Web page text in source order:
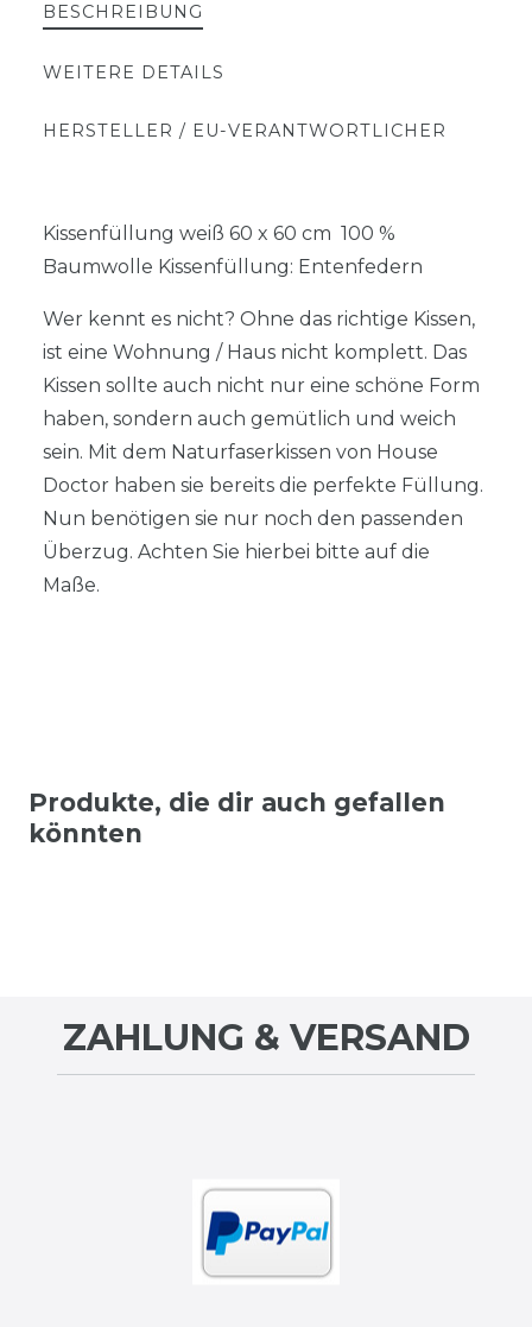
BESCHREIBUNG
WEITERE DETAILS
HERSTELLER / EU-VERANTWORTLICHER
Kissenfüllung weiß 60 x 60 cm 100 %
Baumwolle Kissenfüllung: Entenfedern
Wer kennt es nicht? Ohne das richtige Kissen,
ist eine Wohnung / Haus nicht komplett. Das
Kissen sollte auch nicht nur eine schöne Form
haben, sondern auch gemütlich und weich
sein. Mit dem Naturfaserkissen von House
Doctor haben sie bereits die perfekte Füllung.
Nun benötigen sie nur noch den passenden
Überzug. Achten Sie hierbei bitte auf die
Maße.
Produkte, die dir auch gefallen
könnten
ZAHLUNG & VERSAND